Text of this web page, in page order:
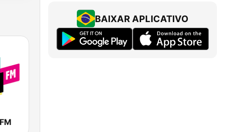
BAIXAR APLICATIVO